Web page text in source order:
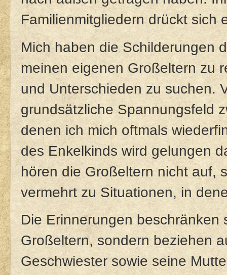
Familienmitgliedern drückt sich
Mich haben die Schilderungen
meinen eigenen Großeltern zu
und Unterschieden zu suchen.
grundsätzliche Spannungsfeld
denen ich mich oftmals
des Enkelkinds wird gelungen
hören die Großeltern nicht auf,
vermehrt zu Situationen, in
Die Erinnerungen
Großeltern, sondern beziehen
Geschwiester sowie seine